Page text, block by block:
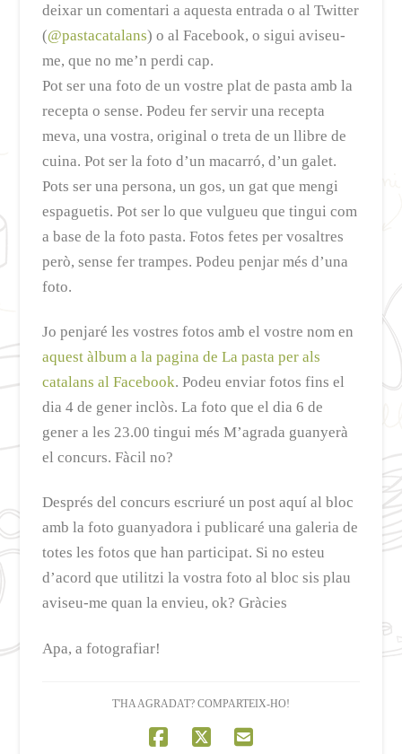
deixar un comentari a aquesta entrada o al Twitter
(@pastacatalans) o al Facebook, o sigui aviseu-
me, que no me’n perdi cap.
Pot ser una foto de un vostre plat de pasta amb la
recepta o sense. Podeu fer servir una recepta
meva, una vostra, original o treta de un llibre de
cuina. Pot ser la foto d’un macarró, d’un galet.
Pots ser una persona, un gos, un gat que mengi
espaguetis. Pot ser lo que vulgueu que tingui com
a base de la foto pasta. Fotos fetes per vosaltres
però, sense fer trampes. Podeu penjar més d’una
foto.
Jo penjaré les vostres fotos amb el vostre nom en
aquest àlbum a la pagina de La pasta per als
catalans al Facebook. Podeu enviar fotos fins el
dia 4 de gener inclòs. La foto que el dia 6 de
gener a les 23.00 tingui més M’agrada guanyerà
el concurs. Fàcil no?
Després del concurs escriuré un post aquí al bloc
amb la foto guanyadora i publicaré una galeria de
totes les fotos que han participat. Si no esteu
d’acord que utilitzi la vostra foto al bloc sis plau
aviseu-me quan la envieu, ok? Gràcies
Apa, a fotografiar!
T'HA AGRADAT? COMPARTEIX-HO!